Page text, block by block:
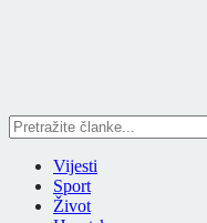
Vijesti
Sport
Život